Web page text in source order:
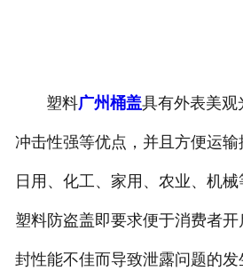
塑料广州桶盖具有外表美观
冲击性强等优点，并且方便运输
日用、化工、家用、农业、机械
塑料防盗盖即要求便于消费者
封性能不佳而导致泄露问题的